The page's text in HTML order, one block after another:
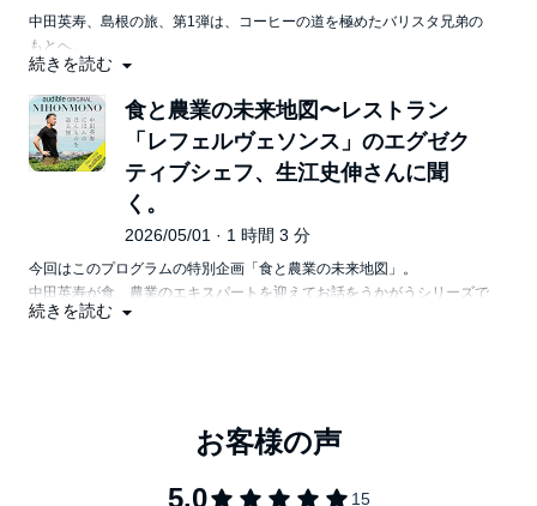
中田英寿、島根の旅、第1弾は、コーヒーの道を極めたバリスタ兄弟の
もとへ。
兄の門脇洋之さんは安来市で「CAFFE ROSSO」、弟の門脇裕二さん
は松江市で「CAFFE VITA」を営まれています
コーヒーの道に進むことになった理由から、バリスタの大会での経験、
目指すコーヒーの味、さらにイタリアにまつわる話題まで。
ぜひコーヒーを飲みながらお聞きください。
続きを読む
食と農業の未来地図〜レストラン
「レフェルヴェソンス」のエグゼク
ティブシェフ、生江史伸さんに聞
く。
2026/05/01 · 1 時間 3 分
今回はこのプログラムの特別企画「食と農業の未来地図」。
中田英寿が食、農業のエキスパートを迎えてお話をうかがうシリーズで
す。 第11回のゲストは、日本のトップレストランのひとつ、「レフェ
続きを読む